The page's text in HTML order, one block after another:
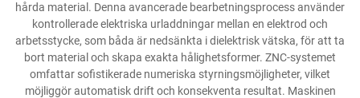
hårda material. Denna avancerade bearbetningsprocess använder
kontrollerade elektriska urladdningar mellan en elektrod och
arbetsstycke, som båda är nedsänkta i dielektrisk vätska, för att ta
bort material och skapa exakta hålighetsformer. ZNC-systemet
omfattar sofistikerade numeriska styrningsmöjligheter, vilket
möjliggör automatisk drift och konsekventa resultat. Maskinen